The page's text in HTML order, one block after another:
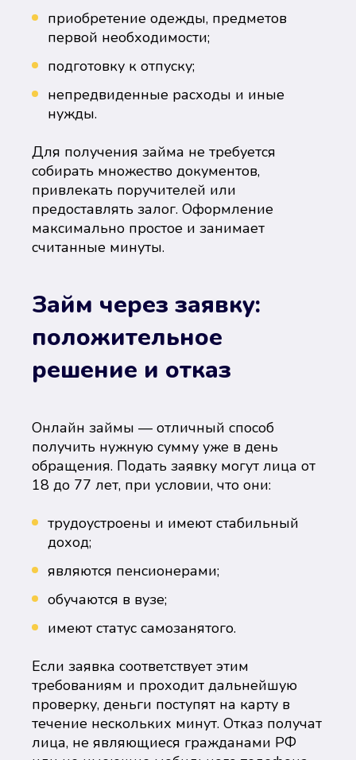
приобретение одежды, предметов
первой необходимости;
подготовку к отпуску;
непредвиденные расходы и иные
нужды.
Для получения займа не требуется
собирать множество документов,
привлекать поручителей или
предоставлять залог. Оформление
максимально простое и занимает
считанные минуты.
Займ через заявку:
положительное
решение и отказ
Онлайн займы — отличный способ
получить нужную сумму уже в день
обращения. Подать заявку могут лица от
18 до 77 лет, при условии, что они:
трудоустроены и имеют стабильный
доход;
являются пенсионерами;
обучаются в вузе;
имеют статус самозанятого.
Если заявка соответствует этим
требованиям и проходит дальнейшую
проверку, деньги поступят на карту в
течение нескольких минут. Отказ получат
лица, не являющиеся гражданами РФ